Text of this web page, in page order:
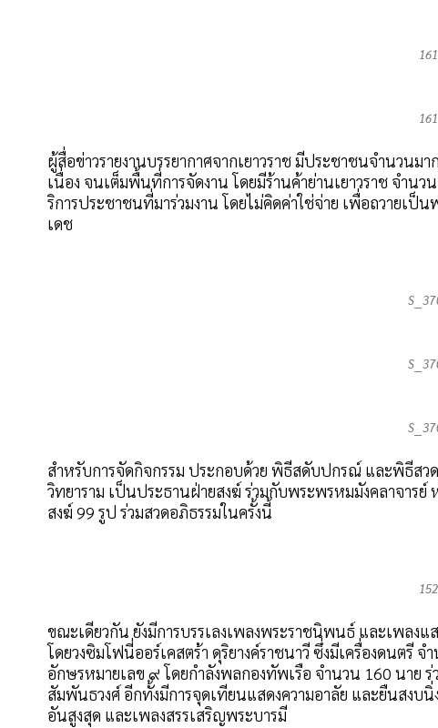
ผู้สื่อข่าวรายงานบรรยากาศจากเยาวราช มีประชาชนจำนวนม
เนื่อง จนเต็มพื้นที่การจัดงาน โดยมีร้านค้าย่านเยาวราช จำน
ริการประชาชนที่มาร่วมงาน โดยไม่คิดค่าใช่จ่าย เพื่อถวาย
เดช
สำหรับการจัดกิจกรรม ประกอบด้วย พิธีสดับปกรณ์ และพิธีสว
วิทยาราม เป็นประธานฝ่ายสงฆ์ ร่วมกับพระพรหมมังคลาจารย์
สงฆ์ 99 รูป ร่วมสวดอภิธรรมในครั้งนี้
ขณะเดียวกัน ยังมีการบรรเลงเพลงพระราชนิพนธ์ และเพลง
โดยวงซิมโฟนี่ออร์เคสตร้า ดุริยางค์ราชนาวี ซึ่งมีเครื่องดนต
อักษรหมายเลข ๙ โดยกำลังพลกองทัพเรือ จำนวน 160 นาย
สัมพันธวงศ์ อีกทั้งมีการจุดเทียนแสดงความอาลัย และยืนสงบ
อันสูงสุด และเพลงสรรเสริญพระบารมี